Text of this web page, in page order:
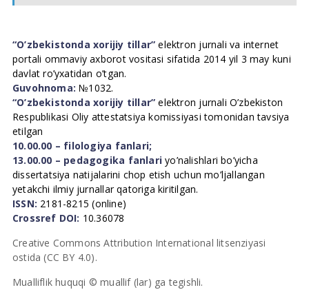
“O’zbekistonda xorijiy tillar” elektron jurnali va internet
portali ommaviy axborot vositasi sifatida 2014 yil 3 may kuni
davlat ro’yxatidan o’tgan.
Guvohnoma: №1032.
“O’zbekistonda xorijiy tillar” elektron jurnali O’zbekiston
Respublikasi Oliy attestatsiya komissiyasi tomonidan tavsiya
etilgan
10.00.00 – filologiya fanlari;
13.00.00 – pedagogika fanlari yo’nalishlari bo’yicha
dissertatsiya natijalarini chop etish uchun mo’ljallangan
yetakchi ilmiy jurnallar qatoriga kiritilgan.
ISSN: 2181-8215 (online)
Crossref DOI: 10.36078
Creative Commons Attribution International litsenziyasi
ostida (CC BY 4.0).
Mualliflik huquqi © muallif (lar) ga tegishli.